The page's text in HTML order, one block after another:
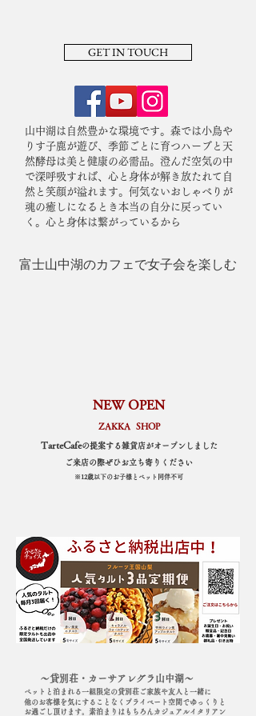
GET IN TOUCH
山中湖は自然豊かな環境です。森では小鳥や
りす子鹿が遊び、季節ごとに育つハーブと天
然酵母は美と健康の必需品。澄んだ空気の中
で深呼吸すれば、心と身体が解き放たれて自
然と笑顔が溢れます。何気ないおしゃべりが
魂の癒しになるとき本当の自分に戻ってい
く。心と身体は繋がっているから
富士山中湖のカフェで女子会を楽しむ
NEW OPEN
ZAKKA SHOP
TarteCafeの提案する雑貨店がオープンしました
​ご来店の際ぜひお立ち寄りください
​※12歳以下のお子様とペット同伴不可
〜貸別荘・カーサアレグラ山中湖〜
ペットと泊まれる一組限定の貸別荘ご家族や友人と一緒に
他のお客様を気にすることなくプライベート空間でゆっくりと
お過ごし頂けます。素泊まりはもちろんカジュアルイタリアン